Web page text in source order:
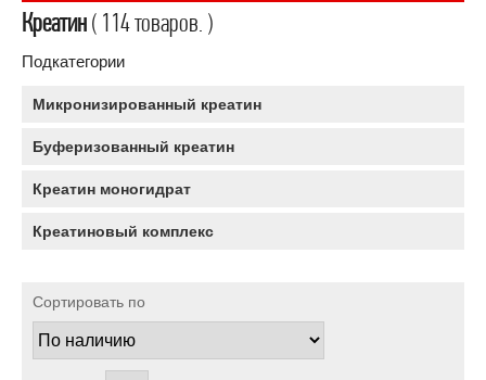
Креатин( 114 товаров. )
Подкатегории
Микронизированный креатин
Буферизованный креатин
Креатин моногидрат
Креатиновый комплекс
Сортировать по